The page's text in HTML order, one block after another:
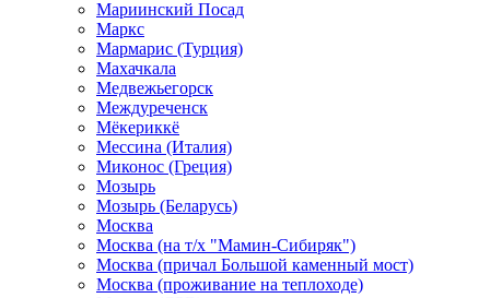
Мариинский Посад
Маркс
Мармарис (Турция)
Махачкала
Медвежьегорск
Междуреченск
Мёкериккё
Мессина (Италия)
Миконос (Греция)
Мозырь
Мозырь (Беларусь)
Москва
Москва (на т/х "Мамин-Сибиряк")
Москва (причал Большой каменный мост)
Москва (проживание на теплоходе)